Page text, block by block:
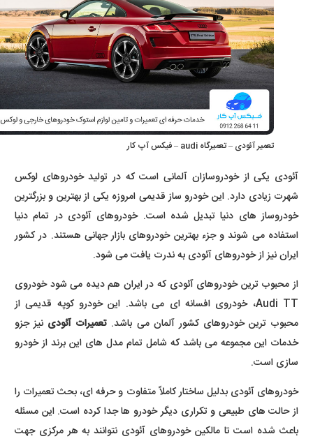
تعمیر آئودی – تعمیرگاه audi – فیکس آپ کار
آئودی یکی از خودروسازان آلمانی است که در تولید خودروهای لوکس
شهرت زیادی دارد. این خودرو ساز قدیمی امروزه یکی از بهترین و بزرگترین
خودروساز های دنیا تبدیل شده است. خودروهای آئودی در تمام دنیا
استفاده می شوند و جزء بهترین خودروهای بازار جهانی هستند. در کشور
ایران نیز از خودروهای آئودی به ندرت یافت می شود.
از محبوب ترین خودروهای آئودی که در ایران هم دیده می شود خودروی
Audi TT، خودروی افسانه ای می باشد. این خودرو کوپه قدیمی از
محبوب ترین خودروهای کشور آلمان می باشد. تعمیرات آئودی نیز جزو
خدمات این مجموعه می باشد که شامل تمام مدل های این برند از خودرو
سازی است.
خودروهای آئودی بدلیل ساختار کاملاً متفاوت و حرفه ای، بحث تعمیرات را
از حالت های طبیعی و تکراری دیگر خودرو ها جدا کرده است. این مسئله
باعث شده است تا مالکین خودروهای آئودی نتوانند به هر مرکزی جهت